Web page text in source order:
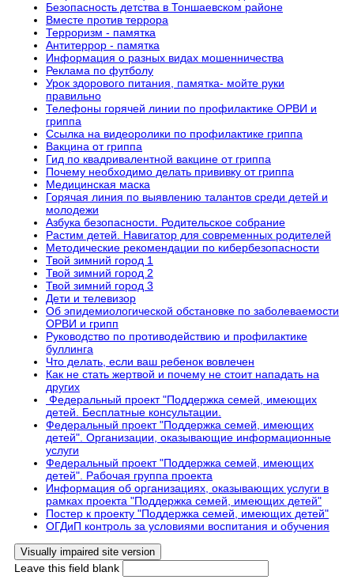
Безопасность детства в Тоншаевском районе
Вместе против террора
Терроризм - памятка
Антитеррор - памятка
Информация о разных видах мошенничества
Реклама по футболу
Урок здорового питания, памятка- мойте руки
правильно
Телефоны горячей линии по профилактике ОРВИ и
гриппа
Ссылка на видеоролики по профилактике гриппа
Вакцина от гриппа
Гид по квадривалентной вакцине от гриппа
Почему необходимо делать прививку от гриппа
Медицинская маска
Горячая линия по выявлению талантов среди детей и
молодежи
Азбука безопасности. Родительское собрание
Растим детей. Навигатор для современных родителей
Методические рекомендации по кибербезопасности
Твой зимний город 1
Твой зимний город 2
Твой зимний город 3
Дети и телевизор
Об эпидемиологической обстановке по заболеваемости
ОРВИ и грипп
Руководство по противодействию и профилактике
буллинга
Что делать, если ваш ребенок вовлечен
Как не стать жертвой и почему не стоит нападать на
других
Федеральный проект "Поддержка семей, имеющих
детей. Бесплатные консультации.
Федеральный проект "Поддержка семей, имеющих
детей". Организации, оказывающие информационные
услуги
Федеральный проект "Поддержка семей, имеющих
детей". Рабочая группа проекта
Информация об организациях, оказывающих услуги в
рамках проекта "Поддержка семей, имеющих детей"
Постер к проекту "Поддержка семей, имеющих детей"
ОГДиП контроль за условиями воспитания и обучения
Leave this field blank